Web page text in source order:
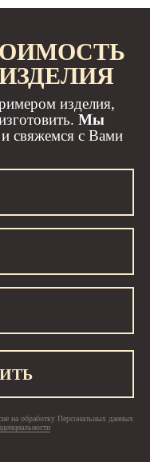
изделия,
Мы
свяжемся с Вами
на обработку Персональных данных